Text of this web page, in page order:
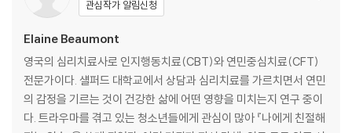
8장 감정을 다스리고 잘 표현하기
9장 균형 있고 용기를 주는 좋은 생각 틔우기
10장 변화를 준비하기
나가며
『나에게 친절해지는 연습』에 영향을 준 연구들
관심작가 알림신청
Elaine Beaumont
영국의 심리치료사로 인지행동치료(CBT)와 연민중심치료(CFT)
전문가이다. 섈퍼드 대학교에서 상담과 심리치료를 가르치면서 연민
의 감정을 기르는 것이 건강한 삶에 어떤 영향을 미치는지 연구 중이
다. 트라우마를 겪고 있는 청소년들에게 관심이 많아 『나에게 친절해